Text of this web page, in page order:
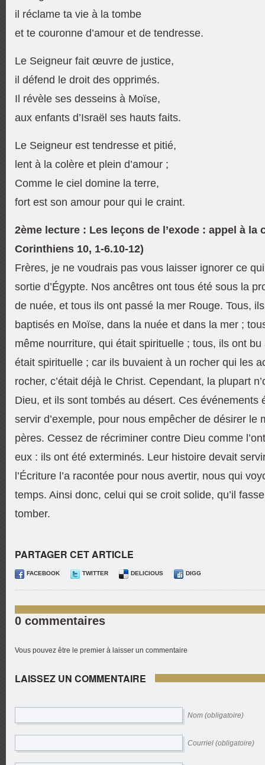
il réclame ta vie à la tombe
et te couronne d’amour et de tendresse.
Le Seigneur fait œuvre de justice,
il défend le droit des opprimés.
Il révèle ses desseins à Moïse,
aux enfants d’Israël ses hauts faits.
Le Seigneur est tendresse et pitié,
lent à la colère et plein d’amour ;
Comme le ciel domine la terre,
fort est son amour pour qui le craint.
2ème lecture : Les leçons de l’exode : appel à la
Corinthiens 10, 1-6.10-12)
Frères, je ne voudrais pas vous laisser ignorer ce
sortie d’Égypte. Nos ancêtres ont tous été sous la
de nuée, et tous ils ont passé la mer Rouge. Tous,
baptisés en Moïse, dans la nuée et dans la mer ;
même nourriture, qui était spirituelle ; tous, ils ont
était spirituelle ; car ils buvaient à un rocher qui les
rocher, c’était déjà le Christ. Cependant, la plupart
Dieu, et ils sont tombés au désert. Ces événements
servir d’exemple, pour nous empêcher de désirer le
pères. Cessez de récriminer contre Dieu comme
eux : ils ont été exterminés. Leur histoire devait
l’Écriture l’a racontée pour nous avertir, nous qui
temps. Ainsi donc, celui qui se croit solide, qu’il
tomber.
PARTAGER CET ARTICLE
FACEBOOK TWITTER DELICIOUS DIGG
0 commentaires
Vous pouvez être le premier à laisser un commentaire
LAISSEZ UN COMMENTAIRE
Nom (obligatoire)
Courriel (obligatoire)